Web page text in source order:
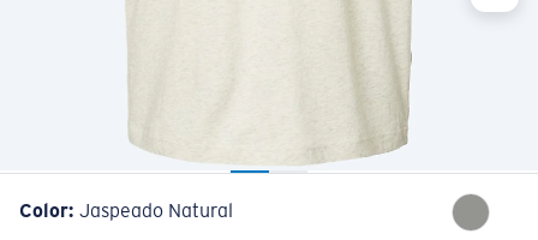
Color: Jaspeado Natural